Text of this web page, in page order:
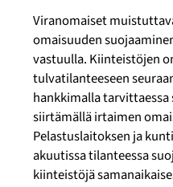
Viranomaiset
omaisuuden
vastuulla. Kiinteistöjen
tulvatilanteeseen
hankkimalla
siirtämällä irtaimen
Pelastuslaitoksen ja
akuutissa tilanteessa
kiinteistöjä